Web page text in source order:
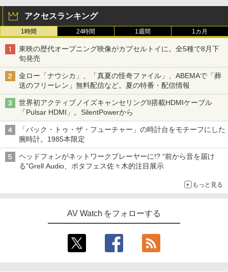
アクセスランキング
1時間 24時間 1週間 1カ月
東映の歴代オープニング映像がカプセルトイに。全5種で8月下
旬発売
金ロー「ナウシカ」、「真夏の怪奇ファイル」、ABEMAで「葬
送のフリーレン」無料配信など。夏の特番・配信情報
世界初アクティブノイズキャンセリングII搭載HDMIケーブル
「Pulsar HDMI」。SilentPowerから
「バック・トゥ・ザ・フューチャー」の時計台をモチーフにした
腕時計。1985本限定
ヘッドフォンがネットワークプレーヤーに!? “前から音を届け
る”Grell Audio、ポタフェス佐々木的注目展示
もっと見る
AV Watch をフォローする